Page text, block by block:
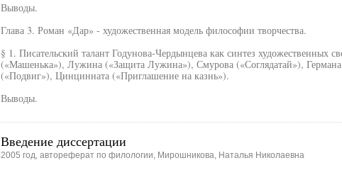
Выводы.
Глава 3. Роман «Дар» - художественная модель философии творчества.
§ 1. Писательский талант Годунова-Чердынцева как синтез художественных
(«Машенька»), Лужина («Защита Лужина»), Смурова («Соглядатай»), Германа
(«Подвиг»), Цинцинната («Приглашение на казнь»).
Выводы.
Введение диссертации
2005 год, автореферат по филологии, Мирошникова, Наталья Николаевна